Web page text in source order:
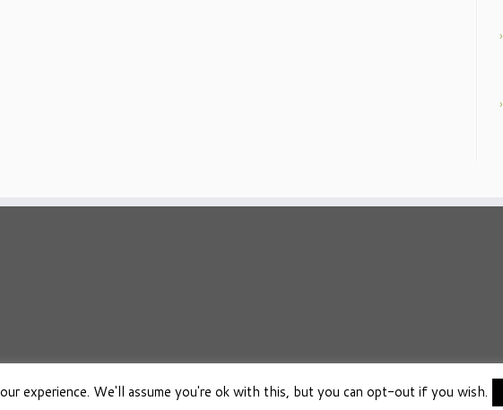
Osho Boeken Besproken·Aangeboden door ·Ontworpen met deCustomizr thema ·
experience. We'll assume you're ok with this, but you can opt-out if you wish.